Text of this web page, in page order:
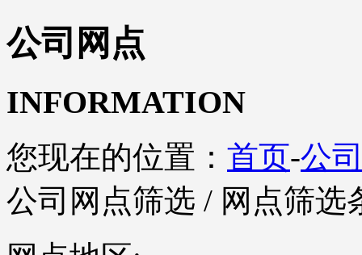
公司网点
INFORMATION
您现在的位置： 首页-公
公司网点筛选 / 网点筛选